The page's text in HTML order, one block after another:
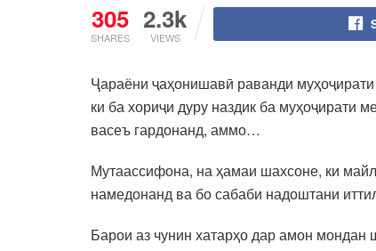
305
SHARES
2.3k
VIEWS
Ҷараёни ҷаҳонишавӣ раванди
ки ба хориҷи дуру наздик ба муҳоҷирати
васеъ гардонанд, аммо…
Мутаассифона, на ҳамаи шахсоне, ки
намедонанд ва бо сабаби надоштани
Барои аз чунин хатарҳо дар амон мондан